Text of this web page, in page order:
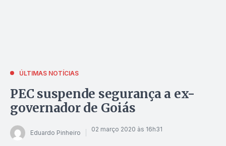
ÚLTIMAS NOTÍCIAS
PEC suspende segurança a ex-
governador de Goiás
Eduardo Pinheiro 02 março 2020 às 16h31